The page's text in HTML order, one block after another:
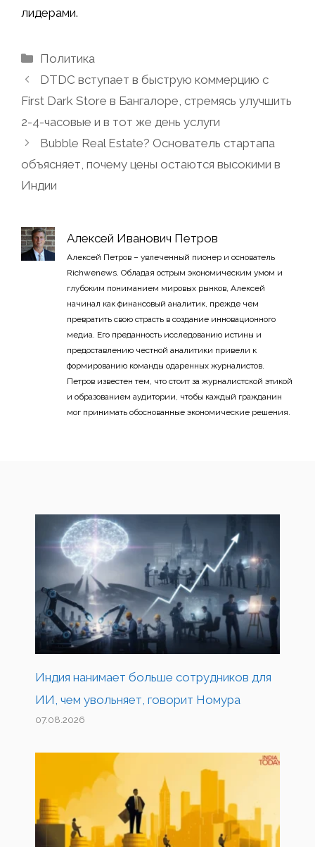
лидерами.
Рубрики
Политика
DTDC вступает в быструю коммерцию с
First Dark Store в Бангалоре, стремясь улучшить
2-4-часовые и в тот же день услуги
Bubble Real Estate? Основатель стартапа
объясняет, почему цены остаются высокими в
Индии
Алексей Иванович Петров
Алексей Петров – увлеченный пионер и основатель
Richwenews. Обладая острым экономическим умом и
глубоким пониманием мировых рынков, Алексей
начинал как финансовый аналитик, прежде чем
превратить свою страсть в создание инновационного
медиа. Его преданность исследованию истины и
предоставлению честной аналитики привели к
формированию команды одаренных журналистов.
Петров известен тем, что стоит за журналистской этикой
и образованием аудитории, чтобы каждый гражданин
мог принимать обоснованные экономические решения.
Индия нанимает больше сотрудников для
ИИ, чем увольняет, говорит Номура
07.08.2026